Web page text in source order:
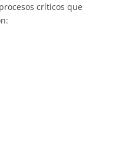
críticos que